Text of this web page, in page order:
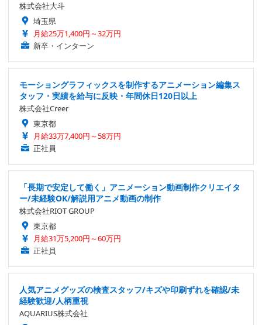
株式会社大斗
埼玉県
月給25万1,400円～32万円
新卒・インターン
モーショングラフィックスを制作するアニメーション編集ス
タッフ・実績を給与に反映・年間休日120日以上
株式会社Creer
東京都
月給33万7,400円～58万円
正社員
「長期で安定して働く」アニメーション動画制作クリエイタ
ー/未経験OK/解説用アニメ動画の制作
株式会社RIOT GROUP
東京都
月給31万5,200円～60万円
正社員
人気アニメグッズの検査スタッフ/キズや印刷ずれを確認/未
経験歓迎/人柄重視
AQUARIUS株式会社